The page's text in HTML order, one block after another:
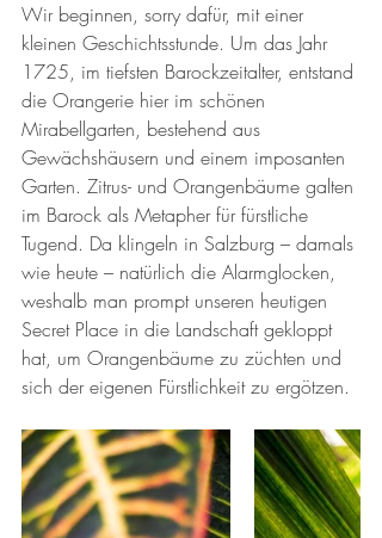
Wir beginnen, sorry dafür, mit einer
kleinen Geschichtsstunde. Um das Jahr
1725, im tiefsten Barockzeitalter, entstand
die Orangerie hier im schönen
Mirabellgarten, bestehend aus
Gewächshäusern und einem imposanten
Garten. Zitrus- und Orangenbäume galten
im Barock als Metapher für fürstliche
Tugend. Da klingeln in Salzburg – damals
wie heute – natürlich die Alarmglocken,
weshalb man prompt unseren heutigen
Secret Place in die Landschaft gekloppt
hat, um Orangenbäume zu züchten und
sich der eigenen Fürstlichkeit zu ergötzen.